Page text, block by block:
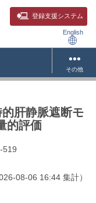
登録支援システム
English
その他
肝静脈遮断モ
的評価
519
08-06 16:44 集計）